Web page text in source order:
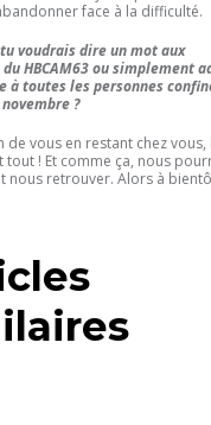
face à la difficulté.
voudrais dire un mot aux
HBCAM63 ou simplement
à toutes les personnes
?
de vous en restant chez vous,
tout ! Et comme ça, nous
nous retrouver. Alors à